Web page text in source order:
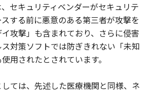
セキュリティベンダーがセキュリテ
する前に悪意のある第三者が攻撃を
攻撃」も含まれており、さらに侵害
対策ソフトでは防ぎきれない「未知
用されたとされています。
ては、先述した医療機関と同様、ネ